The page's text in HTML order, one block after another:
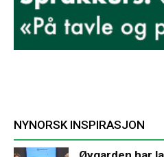
NYNORSK INSPIRASJON